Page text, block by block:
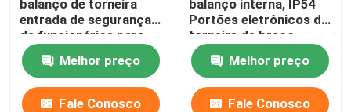
balanço de torneira
entrada de segurança
de funcionários para
negócios
Melhor preço
Fale Conosco
balanço interna, IP54
Portões eletrônicos de
torneira de braço
Melhor preço
Fale Conosco